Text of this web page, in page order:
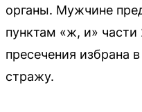
органы. Мужчине
пунктам «ж, и»
пресечения избрана
стражу.